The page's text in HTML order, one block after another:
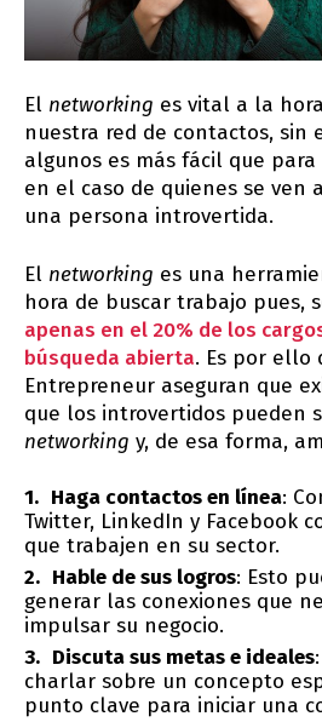
El networking es vital a la
nuestra red de contactos, sin
algunos es más fácil que
en el caso de quienes se ven
una persona introvertida.
El networking es una
hora de buscar trabajo pues,
apenas en el 20% de los
búsqueda abierta. Es por ello
Entrepreneur aseguran que
que los introvertidos pueden
networking y, de esa forma,
Haga contactos en línea:
Twitter, LinkedIn y Facebook
que trabajen en su sector.
Hable de sus logros: Esto
generar las conexiones que
impulsar su negocio.
Discuta sus metas e ideales
charlar sobre un concepto
punto clave para iniciar una